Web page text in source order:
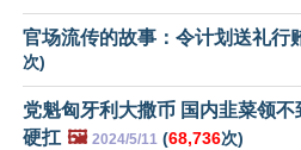
官场流传的故事：令计划送礼行
次)
党魁匈牙利大撒币 国内韭菜领不
硬扛 🖼️ 2024/5/11 (68,736次)